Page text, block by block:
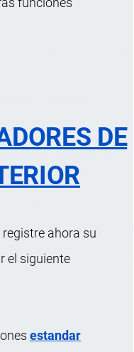
DE
ahora su
el siguiente
estandar
que se aplica a fin
(FCLA).
completo.
de fidelidad.Mediante
en la contratación del